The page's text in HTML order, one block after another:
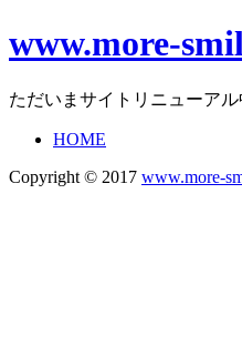
www.more-
ただいまサイトリニューア
HOME
Copyright © 2017 www.more-